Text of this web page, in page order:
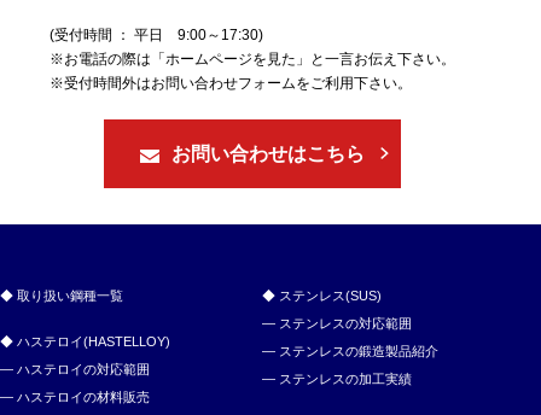
(受付時間 ： 平日 9:00～17:30)
※お電話の際は「ホームページを見た」と一言お伝え下さい。
※受付時間外はお問い合わせフォームをご利用下さい。
お問い合わせはこちら
取り扱い鋼種一覧
ハステロイ(HASTELLOY)
ハステロイの対応範囲
ハステロイの材料販売
ステンレス(SUS)
ステンレスの対応範囲
ステンレスの鍛造製品紹介
ステンレスの加工実績